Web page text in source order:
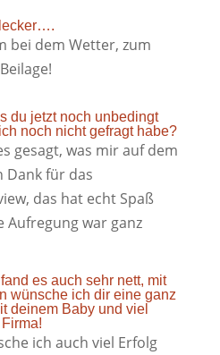
bei dem Wetter, zum
du jetzt noch unbedingt
noch nicht gefragt habe?
gesagt, was mir auf dem
Dank für das
das hat echt Spaß
Aufregung war ganz
es auch sehr nett, mit
wünsche ich dir eine ganz
deinem Baby und viel
ich auch viel Erfolg